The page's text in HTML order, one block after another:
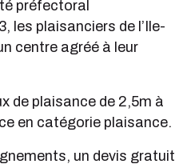
préfectoral
les plaisanciers de l’Ile-
centre agréé à leur
de plaisance de 2,5m à
en catégorie plaisance.
un devis gratuit